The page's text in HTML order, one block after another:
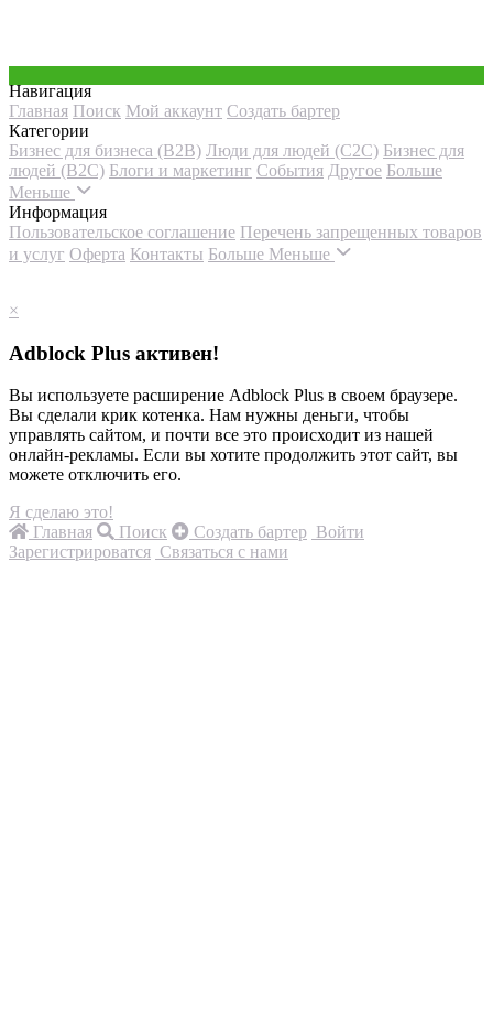
Навигация
Главная Поиск Мой аккаунт Создать бартер
Категории
Бизнес для бизнеса (B2B) Люди для людей (С2С) Бизнес для
людей (B2C) Блоги и маркетинг События Другое Больше
Меньше
Информация
Пользовательское соглашение Перечень запрещенных товаров
и услуг Оферта Контакты Больше Меньше
×
Adblock Plus активен!
Вы используете расширение Adblock Plus в своем браузере.
Вы сделали крик котенка. Нам нужны деньги, чтобы
управлять сайтом, и почти все это происходит из нашей
онлайн-рекламы. Если вы хотите продолжить этот сайт, вы
можете отключить его.
Я сделаю это!
Главная
Поиск Создать бартер Войти
Зарегистрироватся Связаться с нами